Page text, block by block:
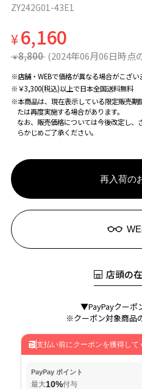
ZY242G01-43E1
¥6,160
¥ 8,800 (2024年06月06日時点
※店舗・WEBで価格が異なる場合がこざい
※￥3,300(税込)以上で日本全国送料無料
※本商品は、現在表示している限定販売期
たは再度実施する場合があります。
なお、販売価格については今後改定し、
らかじめご了承ください。
再入荷の
店頭の
▼PayPayクーポ
※クーポン対象商品